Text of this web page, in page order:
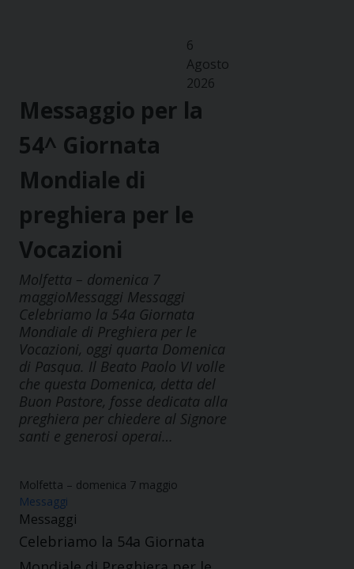
6
Agosto
2026
Messaggio per la
54^ Giornata
Mondiale di
preghiera per le
Vocazioni
Molfetta – domenica 7
maggioMessaggi Messaggi
Celebriamo la 54a Giornata
Mondiale di Preghiera per le
Vocazioni, oggi quarta Domenica
di Pasqua. Il Beato Paolo VI volle
che questa Domenica, detta del
Buon Pastore, fosse dedicata alla
preghiera per chiedere al Signore
santi e generosi operai…
Molfetta – domenica 7 maggio
Messaggi
Messaggi
Celebriamo la 54a Giornata